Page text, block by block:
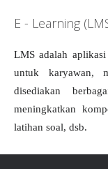
E - Learning
LMS adalah
untuk karyawan,
disediakan
meningkatkan
latihan soal, dsb.